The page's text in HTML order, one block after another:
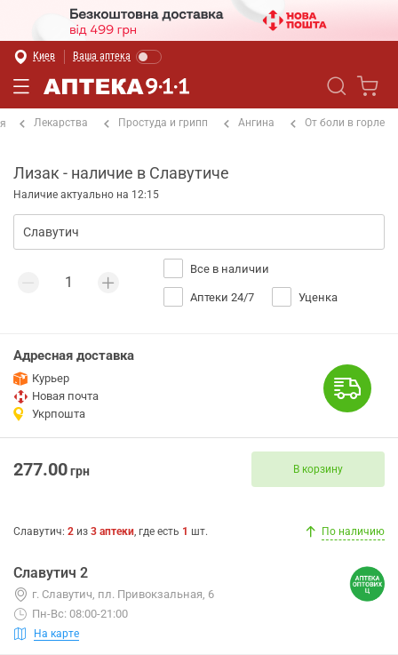
Киев Ваша аптека
Лекарства Простуда и грипп Ангина От боли в горле
Лизак - наличие в Славутиче
Наличие актуально на 12:15
Все в наличии
Аптеки 24/7 Уценка
Адресная доставка
Курьер
Новая почта
Укрпошта
277.00грн В корзину
Славутич: 2 из 3 аптеки, где есть 1 шт. По наличию
Славутич 2
г. Славутич, пл. Привокзальная, 6
Пн-Вс: 08:00-21:00
На карте